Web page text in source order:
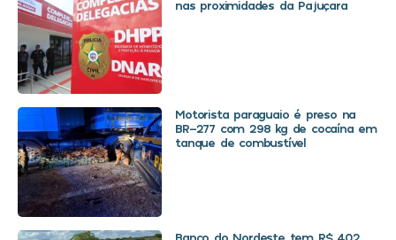
nas proximidades da Pajuçara
Motorista paraguaio é preso na
BR-277 com 298 kg de cocaína em
tanque de combustível
Banco do Nordeste tem R$ 402